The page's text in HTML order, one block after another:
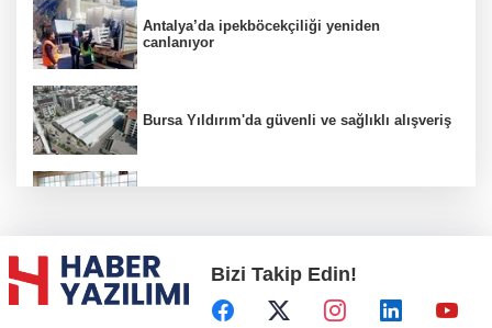
Antalya’da ipekböcekçiliği yeniden
canlanıyor
Bursa Yıldırım'da güvenli ve sağlıklı alışveriş
Başkent'in göletlerinde temizlik ve bakım
sürüyor
Bizi Takip Edin!